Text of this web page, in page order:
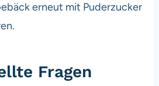
erneut mit Puderzucker
Fragen